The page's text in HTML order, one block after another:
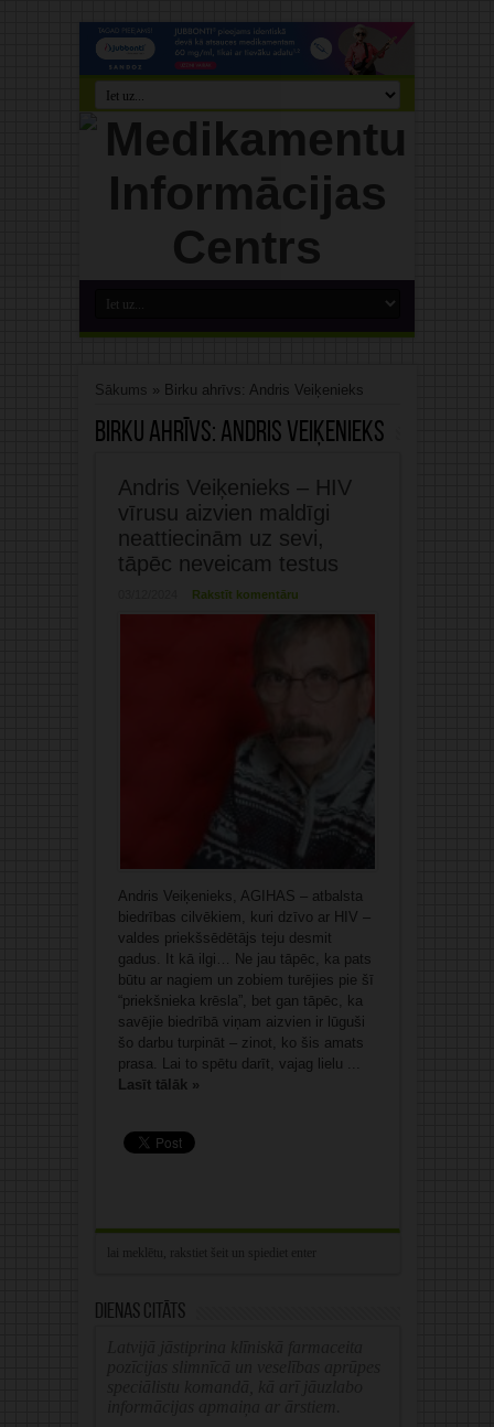
Sākums » Birku ahrīvs: Andris Veiķenieks
Birku ahrīvs: Andris Veiķenieks
Andris Veiķenieks – HIV
vīrusu aizvien maldīgi
neattiecinām uz sevi,
tāpēc neveicam testus
Rakstīt komentāru
Andris Veiķenieks, AGIHAS – atbalsta
biedrības cilvēkiem, kuri dzīvo ar HIV –
valdes priekšsēdētājs teju desmit
gadus. It kā ilgi… Ne jau tāpēc, ka pats
būtu ar nagiem un zobiem turējies pie šī
“priekšnieka krēsla”, bet gan tāpēc, ka
savējie biedrībā viņam aizvien ir lūguši
šo darbu turpināt – zinot, ko šis amats
prasa. Lai to spētu darīt, vajag lielu ...
Lasīt tālāk »
Dienas citāts